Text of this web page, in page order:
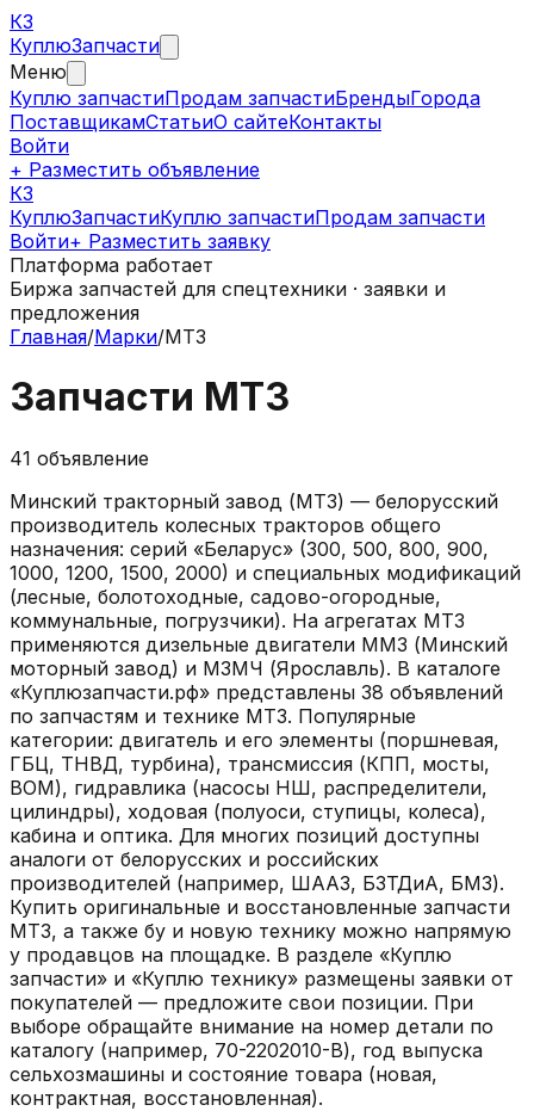
КЗ
КуплюЗапчасти
Меню
Куплю запчастиПродам запчастиБрендыГорода
ПоставщикамСтатьиО сайтеКонтакты
Войти
+ Разместить объявление
КЗ
КуплюЗапчастиКуплю запчастиПродам запчасти
Войти+ Разместить заявку
Платформа работает
Биржа запчастей для спецтехники · заявки и
предложения
Главная/Марки/МТЗ
Запчасти МТЗ
41 объявление
Минский тракторный завод (МТЗ) — белорусский
производитель колесных тракторов общего
назначения: серий «Беларус» (300, 500, 800, 900,
1000, 1200, 1500, 2000) и специальных модификаций
(лесные, болотоходные, садово-огородные,
коммунальные, погрузчики). На агрегатах МТЗ
применяются дизельные двигатели ММЗ (Минский
моторный завод) и МЗМЧ (Ярославль). В каталоге
«Куплюзапчасти.рф» представлены 38 объявлений
по запчастям и технике МТЗ. Популярные
категории: двигатель и его элементы (поршневая,
ГБЦ, ТНВД, турбина), трансмиссия (КПП, мосты,
ВОМ), гидравлика (насосы НШ, распределители,
цилиндры), ходовая (полуоси, ступицы, колеса),
кабина и оптика. Для многих позиций доступны
аналоги от белорусских и российских
производителей (например, ШААЗ, БЗТДиА, БМЗ).
Купить оригинальные и восстановленные запчасти
МТЗ, а также бу и новую технику можно напрямую
у продавцов на площадке. В разделе «Куплю
запчасти» и «Куплю технику» размещены заявки от
покупателей — предложите свои позиции. При
выборе обращайте внимание на номер детали по
каталогу (например, 70-2202010-В), год выпуска
сельхозмашины и состояние товара (новая,
контрактная, восстановленная).